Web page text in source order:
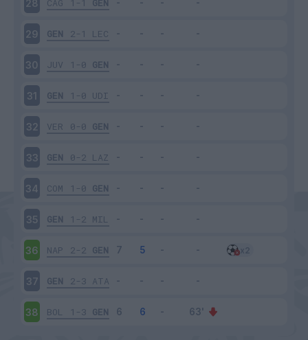
28 CAG 1-1 GEN
29 GEN 2-1 LEC
30 JUV 1-0 GEN
31 GEN 1-0 UDI
32 VER 0-0 GEN
33 GEN 0-2 LAZ
34 COM 1-0 GEN
35 GEN 1-2 MIL
36 NAP 2-2 GEN
37 GEN 2-3 ATA
38 BOL 1-3 GEN